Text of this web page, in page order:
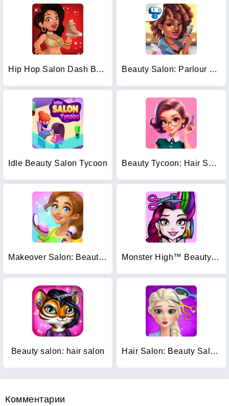
Hip Hop Salon Dash Beauty Game Beauty Salon: Parlour Game
Idle Beauty Salon Tycoon Beauty Tycoon: Hair Salon Game
Makeover Salon: Beauty Mania Monster High™ Beauty Salon
Beauty salon: hair salon Hair Salon: Beauty Salon Game
Комментарии